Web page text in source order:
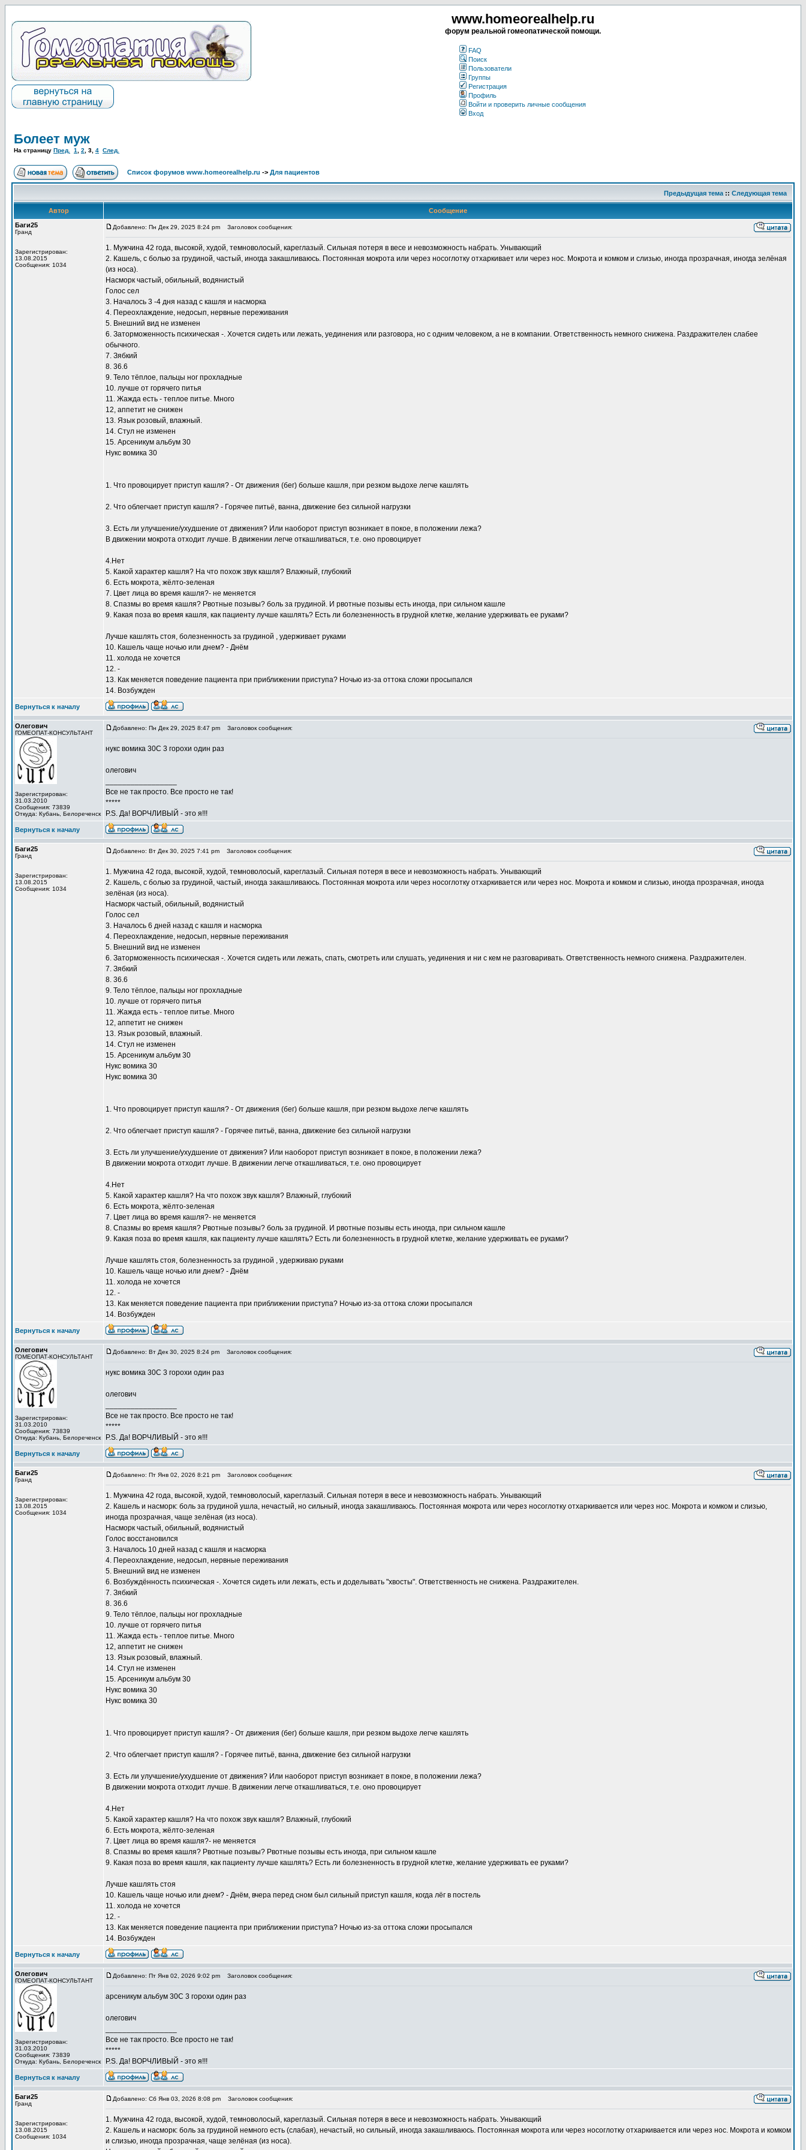
www.homeorealhelp.ru
форум реальной гомеопатической помощи.
FAQ
Поиск
Пользователи
Группы
Регистрация
Профиль
Войти и проверить личные сообщения
Вход
Болеет муж
На страницу Пред. 1 2 3 4 След.
Список форумов www.homeorealhelp.ru -> Для пациентов
Предыдущая тема :: Следующая тема
Автор
Сообщение
Баги25
Гранд
Зарегистрирован:
13.08.2015
Сообщения: 1034
Добавлено: Пн Дек 29, 2025 8:24 pm Заголовок сообщения:
1. Мужчина 42 года, высокой, худой, темноволосый, кареглазый. Сильная потеря в весе и невозможность набрать. Унывающий
2. Кашель, с болью за грудиной, частый, иногда закашливаюсь. Постоянная мокрота или через носоглотку отхаркивает или через нос. Мокрота и комком и слизью, иногда прозрачная, иногда зелёная
(из носа).
Насморк частый, обильный, водянистый
Голос сел
3. Началось 3 -4 дня назад с кашля и насморка
4. Переохлаждение, недосып, нервные переживания
5. Внешний вид не изменен
6. Заторможенность психическая -. Хочется сидеть или лежать, уединения или разговора, но с одним человеком, а не в компании. Ответственность немного снижена. Раздражителен слабее
обычного.
7. Зябкий
8. 36.6
9. Тело тёплое, пальцы ног прохладные
10. лучше от горячего питья
11. Жажда есть - теплое питье. Много
12, аппетит не снижен
13. Язык розовый, влажный.
14. Стул не изменен
15. Арсеникум альбум 30
Нукс вомика 30
1. Что провоцирует приступ кашля? - От движения (бег) больше кашля, при резком выдохе легче кашлять
2. Что облегчает приступ кашля? - Горячее питьё, ванна, движение без сильной нагрузки
3. Есть ли улучшение/ухудшение от движения? Или наоборот приступ возникает в покое, в положении лежа?
В движении мокрота отходит лучше. В движении легче откашливаться, т.е. оно провоцирует
4.Нет
5. Какой характер кашля? На что похож звук кашля? Влажный, глубокий
6. Есть мокрота, жёлто-зеленая
7. Цвет лица во время кашля?- не меняется
8. Спазмы во время кашля? Рвотные позывы? боль за грудиной. И рвотные позывы есть иногда, при сильном кашле
9. Какая поза во время кашля, как пациенту лучше кашлять? Есть ли болезненность в грудной клетке, желание удерживать ее руками?
Лучше кашлять стоя, болезненность за грудиной , удерживает руками
10. Кашель чаще ночью или днем? - Днём
11. холода не хочется
12. -
13. Как меняется поведение пациента при приближении приступа? Ночью из-за оттока сложи просыпался
14. Возбужден
Вернуться к началу
Олегович
ГОМЕОПАТ-КОНСУЛЬТАНТ
Зарегистрирован:
31.03.2010
Сообщения: 73839
Откуда: Кубань, Белореченск
Добавлено: Пн Дек 29, 2025 8:47 pm Заголовок сообщения:
нукс вомика 30С 3 горохи один раз
олегович
Все не так просто. Все просто не так!
*****
P.S. Да! ВОРЧЛИВЫЙ - это я!!!
Вернуться к началу
Баги25
Гранд
Зарегистрирован:
13.08.2015
Сообщения: 1034
Добавлено: Вт Дек 30, 2025 7:41 pm Заголовок сообщения:
1. Мужчина 42 года, высокой, худой, темноволосый, кареглазый. Сильная потеря в весе и невозможность набрать. Унывающий
2. Кашель, с болью за грудиной, частый, иногда закашливаюсь. Постоянная мокрота или через носоглотку отхаркивается или через нос. Мокрота и комком и слизью, иногда прозрачная, иногда
зелёная (из носа).
Насморк частый, обильный, водянистый
Голос сел
3. Началось 6 дней назад с кашля и насморка
4. Переохлаждение, недосып, нервные переживания
5. Внешний вид не изменен
6. Заторможенность психическая -. Хочется сидеть или лежать, спать, смотреть или слушать, уединения и ни с кем не разговаривать. Ответственность немного снижена. Раздражителен.
7. Зябкий
8. 36.6
9. Тело тёплое, пальцы ног прохладные
10. лучше от горячего питья
11. Жажда есть - теплое питье. Много
12, аппетит не снижен
13. Язык розовый, влажный.
14. Стул не изменен
15. Арсеникум альбум 30
Нукс вомика 30
Нукс вомика 30
1. Что провоцирует приступ кашля? - От движения (бег) больше кашля, при резком выдохе легче кашлять
2. Что облегчает приступ кашля? - Горячее питьё, ванна, движение без сильной нагрузки
3. Есть ли улучшение/ухудшение от движения? Или наоборот приступ возникает в покое, в положении лежа?
В движении мокрота отходит лучше. В движении легче откашливаться, т.е. оно провоцирует
4.Нет
5. Какой характер кашля? На что похож звук кашля? Влажный, глубокий
6. Есть мокрота, жёлто-зеленая
7. Цвет лица во время кашля?- не меняется
8. Спазмы во время кашля? Рвотные позывы? боль за грудиной. И рвотные позывы есть иногда, при сильном кашле
9. Какая поза во время кашля, как пациенту лучше кашлять? Есть ли болезненность в грудной клетке, желание удерживать ее руками?
Лучше кашлять стоя, болезненность за грудиной , удерживаю руками
10. Кашель чаще ночью или днем? - Днём
11. холода не хочется
12. -
13. Как меняется поведение пациента при приближении приступа? Ночью из-за оттока сложи просыпался
14. Возбужден
Вернуться к началу
Олегович
ГОМЕОПАТ-КОНСУЛЬТАНТ
Зарегистрирован:
31.03.2010
Сообщения: 73839
Откуда: Кубань, Белореченск
Добавлено: Вт Дек 30, 2025 8:24 pm Заголовок сообщения:
нукс вомика 30С 3 горохи один раз
олегович
Все не так просто. Все просто не так!
*****
P.S. Да! ВОРЧЛИВЫЙ - это я!!!
Вернуться к началу
Баги25
Гранд
Зарегистрирован:
13.08.2015
Сообщения: 1034
Добавлено: Пт Янв 02, 2026 8:21 pm Заголовок сообщения:
1. Мужчина 42 года, высокой, худой, темноволосый, кареглазый. Сильная потеря в весе и невозможность набрать. Унывающий
2. Кашель и насморк: боль за грудиной ушла, нечастый, но сильный, иногда закашливаюсь. Постоянная мокрота или через носоглотку отхаркивается или через нос. Мокрота и комком и слизью,
иногда прозрачная, чаще зелёная (из носа).
Насморк частый, обильный, водянистый
Голос восстановился
3. Началось 10 дней назад с кашля и насморка
4. Переохлаждение, недосып, нервные переживания
5. Внешний вид не изменен
6. Возбуждённость психическая -. Хочется сидеть или лежать, есть и доделывать "хвосты". Ответственность не снижена. Раздражителен.
7. Зябкий
8. 36.6
9. Тело тёплое, пальцы ног прохладные
10. лучше от горячего питья
11. Жажда есть - теплое питье. Много
12, аппетит не снижен
13. Язык розовый, влажный.
14. Стул не изменен
15. Арсеникум альбум 30
Нукс вомика 30
Нукс вомика 30
1. Что провоцирует приступ кашля? - От движения (бег) больше кашля, при резком выдохе легче кашлять
2. Что облегчает приступ кашля? - Горячее питьё, ванна, движение без сильной нагрузки
3. Есть ли улучшение/ухудшение от движения? Или наоборот приступ возникает в покое, в положении лежа?
В движении мокрота отходит лучше. В движении легче откашливаться, т.е. оно провоцирует
4.Нет
5. Какой характер кашля? На что похож звук кашля? Влажный, глубокий
6. Есть мокрота, жёлто-зеленая
7. Цвет лица во время кашля?- не меняется
8. Спазмы во время кашля? Рвотные позывы? Рвотные позывы есть иногда, при сильном кашле
9. Какая поза во время кашля, как пациенту лучше кашлять? Есть ли болезненность в грудной клетке, желание удерживать ее руками?
Лучше кашлять стоя
10. Кашель чаще ночью или днем? - Днём, вчера перед сном был сильный приступ кашля, когда лёг в постель
11. холода не хочется
12. -
13. Как меняется поведение пациента при приближении приступа? Ночью из-за оттока сложи просыпался
14. Возбужден
Вернуться к началу
Олегович
ГОМЕОПАТ-КОНСУЛЬТАНТ
Зарегистрирован:
31.03.2010
Сообщения: 73839
Откуда: Кубань, Белореченск
Добавлено: Пт Янв 02, 2026 9:02 pm Заголовок сообщения:
арсеникум альбум 30С 3 горохи один раз
олегович
Все не так просто. Все просто не так!
*****
P.S. Да! ВОРЧЛИВЫЙ - это я!!!
Вернуться к началу
Баги25
Гранд
Зарегистрирован:
13.08.2015
Сообщения: 1034
Добавлено: Сб Янв 03, 2026 8:08 pm Заголовок сообщения:
1. Мужчина 42 года, высокой, худой, темноволосый, кареглазый. Сильная потеря в весе и невозможность набрать. Унывающий
2. Кашель и насморк: боль за грудиной немного есть (слабая), нечастый, но сильный, иногда закашливаюсь. Постоянная мокрота или через носоглотку отхаркивается или через нос. Мокрота и комком
и слизью, иногда прозрачная, чаще зелёная (из носа).